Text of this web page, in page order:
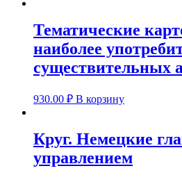
Тематические
наиболее
существительных
930.00 ₽ В корзину
Круг. Немецкие
управлением